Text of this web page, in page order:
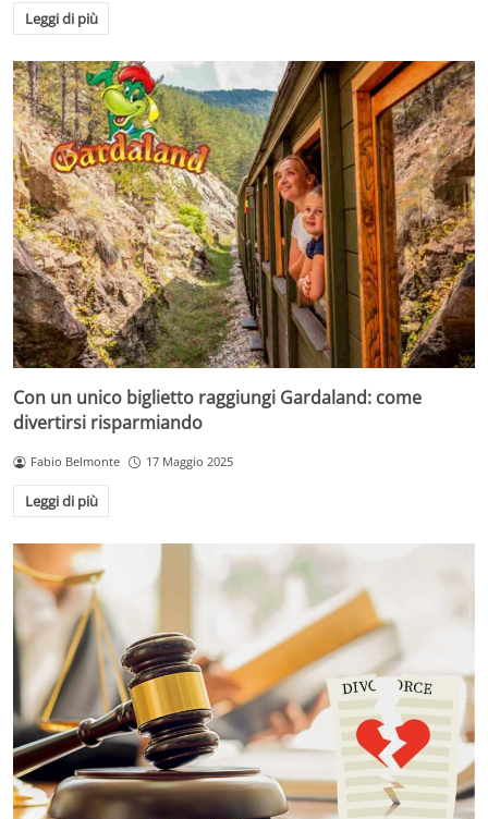
Leggi di più
Con un unico biglietto raggiungi Gardaland: come
divertirsi risparmiando
Fabio Belmonte 17 Maggio 2025
Leggi di più